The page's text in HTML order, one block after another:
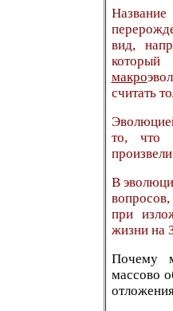
вид,
макро
считать
то, что
В
при
жизни на
Почему
массово